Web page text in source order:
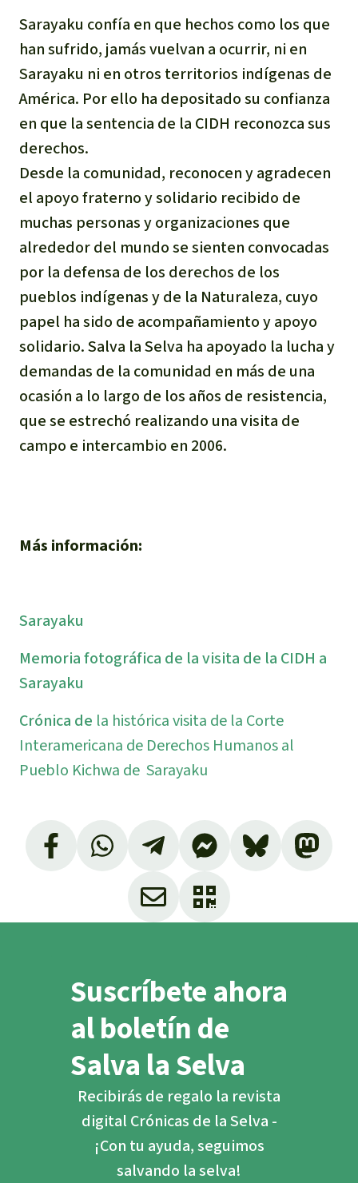
Sarayaku confía en que hechos como los que
han sufrido, jamás vuelvan a ocurrir, ni en
Sarayaku ni en otros territorios indígenas de
América. Por ello ha depositado su confianza
en que la sentencia de la CIDH reconozca sus
derechos.
Desde la comunidad, reconocen y agradecen
el apoyo fraterno y solidario recibido de
muchas personas y organizaciones que
alrededor del mundo se sienten convocadas
por la defensa de los derechos de los
pueblos indígenas y de la Naturaleza, cuyo
papel ha sido de acompañamiento y apoyo
solidario. Salva la Selva ha apoyado la lucha y
demandas de la comunidad en más de una
ocasión a lo largo de los años de resistencia,
que se estrechó realizando una visita de
campo e intercambio en 2006.
Más información:
Sarayaku
Memoria fotográfica de la visita de la CIDH a
Sarayaku
Crónica de la histórica visita de la Corte
Interamericana de Derechos Humanos al
Pueblo Kichwa de Sarayaku
Suscríbete ahora
al boletín de
Salva la Selva
Recibirás de regalo la revista
digital Crónicas de la Selva -
¡Con tu ayuda, seguimos
salvando la selva!